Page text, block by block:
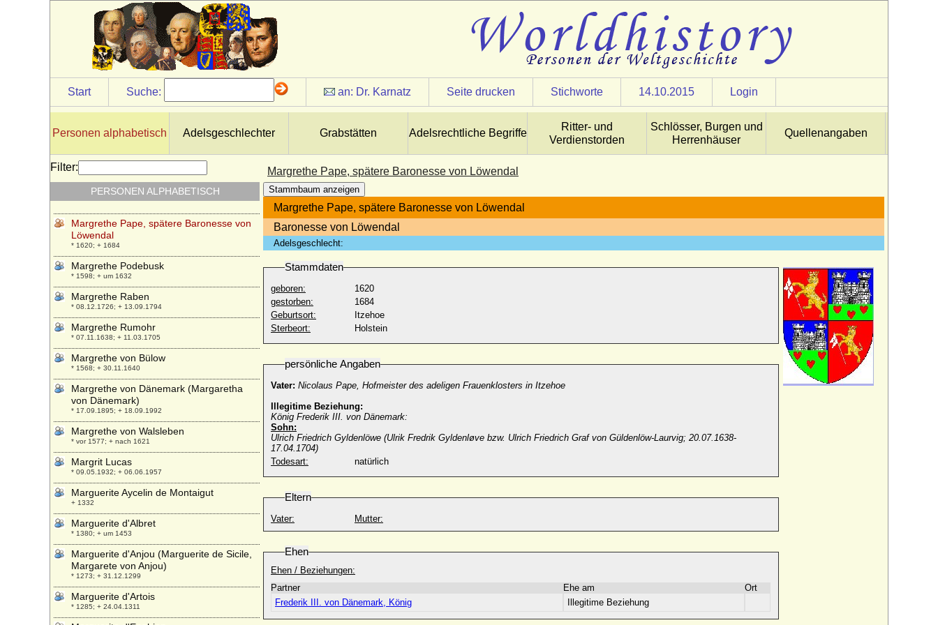
Start Suche: an: Dr. Karnatz Seite drucken Stichworte 14.10.2015 Login
Personen alphabetisch Adelsgeschlechter Grabstätten Adelsrechtliche Begriffe
Ritter- und
Verdienstorden
Schlösser, Burgen und
Herrenhäuser
Quellenangaben
Margrethe Pape, spätere Baronesse von Löwendal
Stammbaum anzeigen
Margrethe Pape, spätere Baronesse von Löwendal
Baronesse von Löwendal
Adelsgeschlecht:
Stammdaten
geboren:
1620
gestorben:
1684
Geburtsort:
Itzehoe
Sterbeort:
Holstein
persönliche Angaben
Vater: Nicolaus Pape, Hofmeister des adeligen Frauenklosters in Itzehoe
Illegitime Beziehung:
König Frederik III. von Dänemark:
Sohn:
Ulrich Friedrich Gyldenlöwe (Ulrik Fredrik Gyldenløve bzw. Ulrich Friedrich Graf von Güldenlöw-Laurvig; 20.07.1638-
17.04.1704)
Todesart:
natürlich
Eltern
Vater: Mutter:
Ehen
Ehen / Beziehungen:
Partner
Ehe am
Ort
Frederik III. von Dänemark, König
Illegitime Beziehung
Filter:
PERSONEN ALPHABETISCH
Margit Zedtwitz von Moravan und Duppau,
Gräfin
* 30.09.1886; + 25.10.1973
Margot Grössler
* 22.01.1911;
Margot Ida Anna Sidonie Katharina von
Margot Schaefer
* 10.06.1911;
Margrethe Magdalene Norville
* 16.08.1807; + 10.10.1847
Margrethe Maltesdatter Juul
* nach 1625; + ?
Margrethe Pape, spätere Baronesse von
Löwendal
* 1620; + 1684
Margrethe Podebusk
* 1598; + um 1632
Margrethe Raben
* 08.12.1726; + 13.09.1794
Margrethe Rumohr
* 07.11.1638; + 11.03.1705
Margrethe von Bülow
* 1568; + 30.11.1640
Margrethe von Dänemark (Margaretha
von Dänemark)
* 17.09.1895; + 18.09.1992
Margrethe von Walsleben
* vor 1577; + nach 1621
Margrit Lucas
* 09.05.1932; + 06.06.1957
Marguerite Aycelin de Montaigut
+ 1332
Marguerite d'Albret
* 1380; + um 1453
Marguerite d'Anjou (Marguerite de Sicile,
Margarete von Anjou)
* 1273; + 31.12.1299
Marguerite d'Artois
* 1285; + 24.04.1311